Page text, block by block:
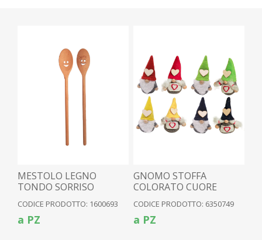
MESTOLO LEGNO
TONDO SORRISO
CODICE PRODOTTO: 1600693
a PZ
GNOMO STOFFA
COLORATO CUORE
CODICE PRODOTTO: 6350749
a PZ